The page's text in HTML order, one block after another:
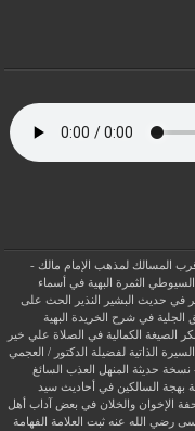
المسالك لمذهب الإمام مالك -
السيوطي
الثمرة البهية في أسماء
في حديث البشير النذير
الحث على
الجلية في شرح الخريدة البهية
الصيغة الكمالية في الصلاة علي خير
السيرة الذاتية لفضيلة الدكتور / العجمي
نسخة حديثة
المنهل العذب السائغ
بهجة السالكين في أحاديث سيد
الإخوان والخلان في بعض آداب أهل
رضي الله عنه ثبت العلامة الفهامة